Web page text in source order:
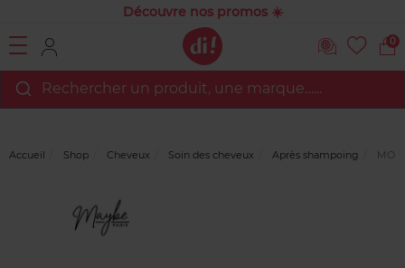
Découvre nos promos ☀️
0
Rechercher un produit, une marque…...
Accueil Shop Cheveux Soin des cheveux Après shampoing